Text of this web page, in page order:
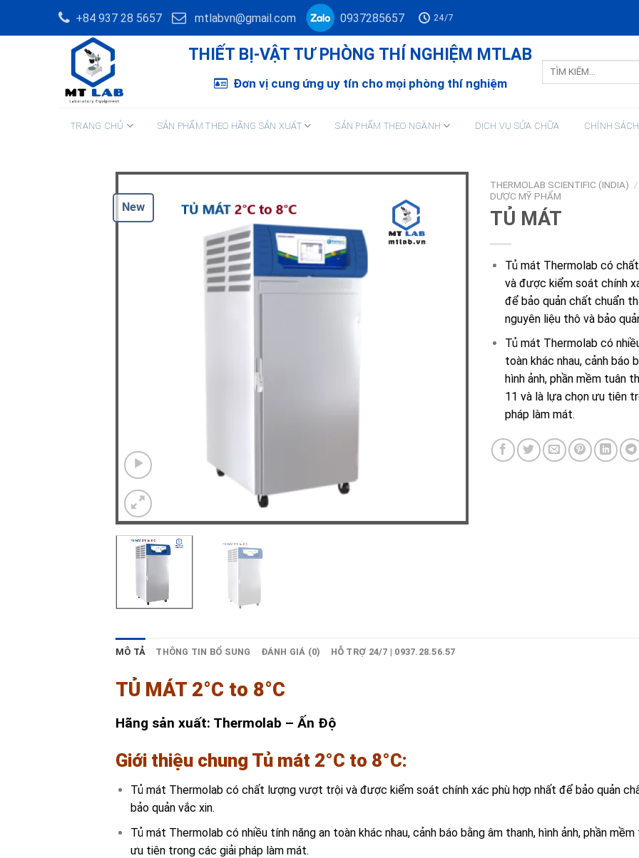
+84 937 28 5657 mtlabvn@gmail.com 0937285657 24/7
THIẾT BỊ-VẬT TƯ PHÒNG THÍ NGHIỆM MTLAB
Đơn vị cung ứng uy tín cho mọi phòng thí nghiệm
Tìm
TRANG CHỦ SẢN PHẨM THEO HÃNG SẢN XUẤT SẢN PHẨM THEO NGÀNH DỊCH VỤ SỬA CHỮA CHÍNH SÁCH
New
THERMOLAB SCIENTIFIC (INDIA) /
DƯỢC MỸ PHẨM
TỦ MÁT
Tủ mát Thermolab có
và được kiểm soát chính
để bảo quản chất chuẩn
nguyên liệu thô và bảo
Tủ mát Thermolab có
toàn khác nhau, cảnh báo
hình ảnh, phần mềm tuân
11 và là lựa chọn ưu tiên
pháp làm mát.
MÔ TẢ THÔNG TIN BỔ SUNG ĐÁNH GIÁ (0) HỖ TRỢ 24/7 | 0937.28.56.57
TỦ MÁT 2°C to 8°C
Hãng sản xuất: Thermolab – Ấn Độ
Giới thiệu chung Tủ mát 2°C to 8°C:
Tủ mát Thermolab có chất lượng vượt trội và được kiểm soát chính xác phù hợp nhất để bảo quản
bảo quản vắc xin.
Tủ mát Thermolab có nhiều tính năng an toàn khác nhau, cảnh báo bằng âm thanh, hình ảnh, phần
ưu tiên trong các giải pháp làm mát.